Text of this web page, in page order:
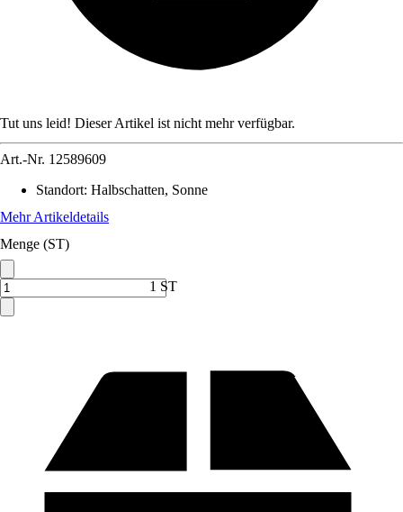
Tut uns leid! Dieser Artikel ist nicht mehr verfügbar.
Art.-Nr. 12589609
Standort: Halbschatten, Sonne
Mehr Artikeldetails
Menge (ST)
1 ST